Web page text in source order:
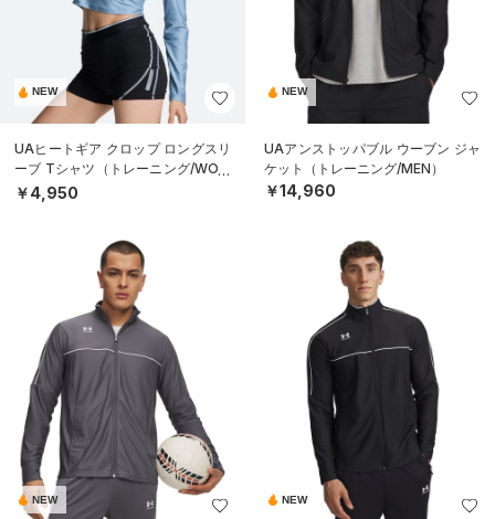
NEW
UAヒートギア クロップ ロングスリ
ーブ Tシャツ（トレーニング/WOM
EN）
￥4,950
NEW
UAアンストッパブル ウーブン ジャ
ケット（トレーニング/MEN）
￥14,960
NEW NEW